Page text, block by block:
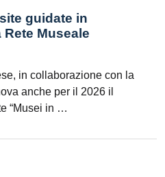
guidate in
Museale
in collaborazione con la
anche per il 2026 il
“Musei in …